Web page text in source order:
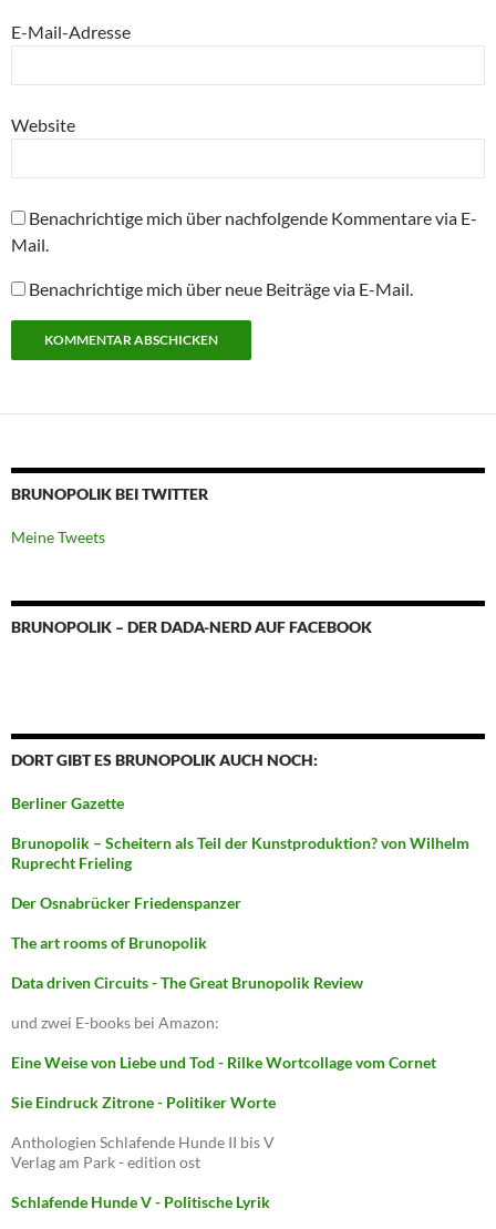
E-Mail-Adresse
Website
Benachrichtige mich über nachfolgende Kommentare via E-
Mail.
Benachrichtige mich über neue Beiträge via E-Mail.
BRUNOPOLIK BEI TWITTER
Meine Tweets
BRUNOPOLIK – DER DADA-NERD AUF FACEBOOK
DORT GIBT ES BRUNOPOLIK AUCH NOCH:
Berliner Gazette
Brunopolik – Scheitern als Teil der Kunstproduktion? von Wilhelm
Ruprecht Frieling
Der Osnabrücker Friedenspanzer
The art rooms of Brunopolik
Data driven Circuits - The Great Brunopolik Review
und zwei E-books bei Amazon:
Eine Weise von Liebe und Tod - Rilke Wortcollage vom Cornet
Sie Eindruck Zitrone - Politiker Worte
Anthologien Schlafende Hunde II bis V
Verlag am Park - edition ost
Schlafende Hunde V - Politische Lyrik